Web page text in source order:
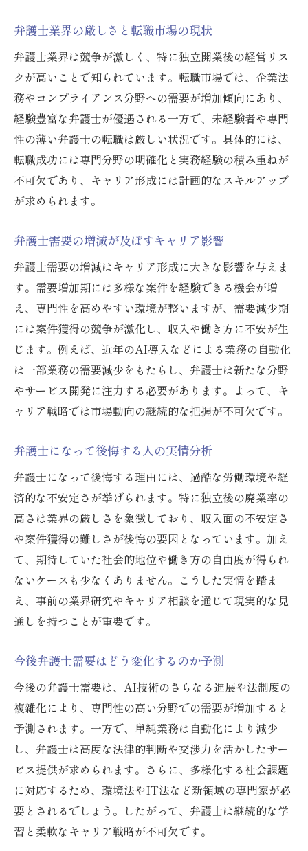
後悔しない弁護士キャリア形成のヒント
弁護士になって後悔しないための心構え
弁護士キャリアに必要なスキルと戦略
業界厳しい状況での転職・独立支援策
弁護士のキャリア後悔事例と対策法
弁護士が考える働き方改革の最前線
長期的な視点で選ぶ弁護士の道のり
弁護士が増加する理由と市場の動向分析
弁護士多すぎ現象と市場への影響分析
司法試験合格者増加が業界へ及ぼす波紋
弁護士増加で求められる新たな役割とは
弁護士人口推移から見る業界動向の変化
今後の弁護士市場に必要な視点とは
廃業率や独立リスクから考える将来性
弁護士の廃業率と背景にある要因解説
独立弁護士が直面するリスクと課題とは
弁護士の将来を左右する独立の選択肢
弁護士業界で生き残るための戦略とは
廃業リスクに備える弁護士の働き方改革
弁護士業界の真実と生き残り戦略を解説
弁護士業界の現実をデータで読み解く
弁護士として生き残るための新常識
弁護士キャリア構築のポイント整理
弁護士が嫌がる事とその対策を考察
弁護士需要の本質を掴む生存戦略
弁護士業界の厳しさと転職市場の現状
弁護士業界は競争が激しく、特に独立開業後の経営リス
クが高いことで知られています。転職市場では、企業法
務やコンプライアンス分野への需要が増加傾向にあり、
経験豊富な弁護士が優遇される一方で、未経験者や専門
性の薄い弁護士の転職は厳しい状況です。具体的には、
転職成功には専門分野の明確化と実務経験の積み重ねが
不可欠であり、キャリア形成には計画的なスキルアップ
が求められます。
弁護士需要の増減が及ぼすキャリア影響
弁護士需要の増減はキャリア形成に大きな影響を与えま
す。需要増加期には多様な案件を経験できる機会が増
え、専門性を高めやすい環境が整いますが、需要減少期
には案件獲得の競争が激化し、収入や働き方に不安が生
じます。例えば、近年のAI導入などによる業務の自動化
は一部業務の需要減少をもたらし、弁護士は新たな分野
やサービス開発に注力する必要があります。よって、キ
ャリア戦略では市場動向の継続的な把握が不可欠です。
弁護士になって後悔する人の実情分析
弁護士になって後悔する理由には、過酷な労働環境や経
済的な不安定さが挙げられます。特に独立後の廃業率の
高さは業界の厳しさを象徴しており、収入面の不安定さ
や案件獲得の難しさが後悔の要因となっています。加え
て、期待していた社会的地位や働き方の自由度が得られ
ないケースも少なくありません。こうした実情を踏ま
え、事前の業界研究やキャリア相談を通じて現実的な見
通しを持つことが重要です。
今後弁護士需要はどう変化するのか予測
今後の弁護士需要は、AI技術のさらなる進展や法制度の
複雑化により、専門性の高い分野での需要が増加すると
予測されます。一方で、単純業務は自動化により減少
し、弁護士は高度な法律的判断や交渉力を活かしたサー
ビス提供が求められます。さらに、多様化する社会課題
に対応するため、環境法やIT法など新領域の専門家が必
要とされるでしょう。したがって、弁護士は継続的な学
習と柔軟なキャリア戦略が不可欠です。